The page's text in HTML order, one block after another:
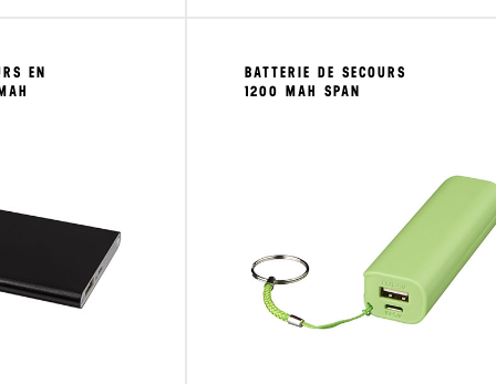
EN
BATTERIE DE SECOURS
1200 MAH SPAN